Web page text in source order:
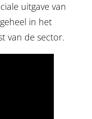
uitgave van
in het
van de sector.